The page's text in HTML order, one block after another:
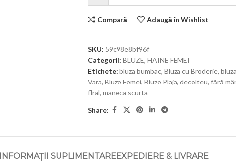
Compară Adaugă în Wishlist
SKU: 59c98e8bf96f
Categorii: BLUZE, HAINE FEMEI
Etichete: bluza bumbac, Bluza cu Broderie,
Vara, Bluze Femei, Bluze Plaja, decolteu, fără
flral, maneca scurta
Share:
INFORMAȚII SUPLIMENTAREEXPEDIERE & LIVRARE